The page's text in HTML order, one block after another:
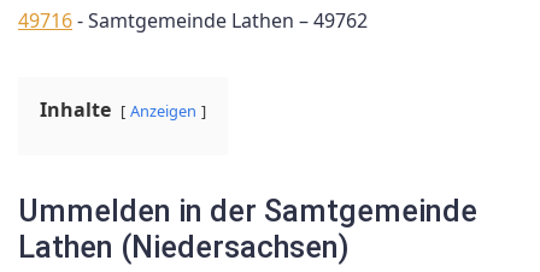
49716-Samtgemeinde Lathen – 49762
Inhalte Anzeigen
Ummelden in der Samtgemeinde
Lathen (Niedersachsen)